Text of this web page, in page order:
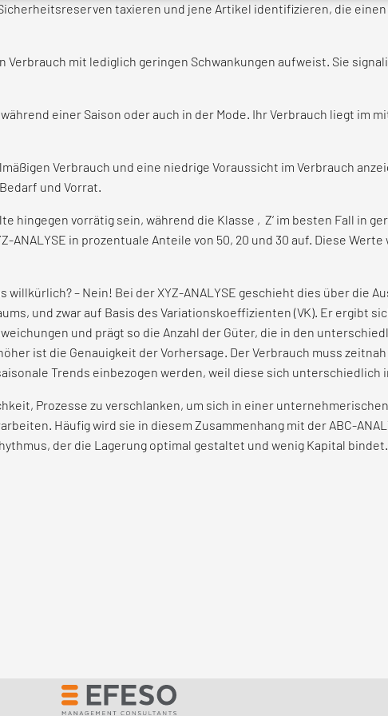
taxieren und jene Artikel identifizieren, die
mit lediglich geringen Schwankungen aufweist. Sie
einer Saison oder auch in der Mode. Ihr Verbrauch liegt im
Verbrauch und eine niedrige Voraussicht im Verbrauch
und Vorrat.
hingegen vorrätig sein, während die Klasse ‚Z‘ im besten Fall in
in prozentuale Anteile von 50, 20 und 30 auf. Diese
– Nein! Bei der XYZ-ANALYSE geschieht dies über die
und zwar auf Basis des Variationskoeffizienten (VK). Er ergibt
und prägt so die Anzahl der Güter, die in den
ist die Genauigkeit der Vorhersage. Der Verbrauch muss
Trends einbezogen werden, weil diese sich unterschiedlich
Prozesse zu verschlanken, um sich in einer
Häufig wird sie in diesem Zusammenhang mit der ABC-
der die Lagerung optimal gestaltet und wenig Kapital